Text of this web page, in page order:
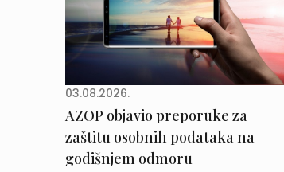
03.08.2026.
AZOP objavio preporuke za
zaštitu osobnih podataka na
godišnjem odmoru